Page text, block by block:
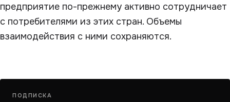
предприятие по-прежнему активно сотрудничает
с потребителями из этих стран. Объемы
взаимодействия с ними сохраняются.
ПОДПИСКА